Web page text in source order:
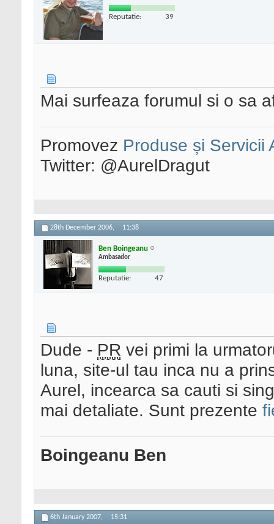
Reputatie: 39
Mai surfeaza forumul si o sa
Promovez Produse și Servicii
Twitter: @AurelDragut
28th December 2006, 11:38
Ben Boingeanu
Ambasador
Reputatie: 47
Dude - PR vei primi la
luna, site-ul tau inca nu a
Aurel, incearca sa cauti si
mai detaliate. Sunt prezente
Boingeanu Ben
6th January 2007, 15:31